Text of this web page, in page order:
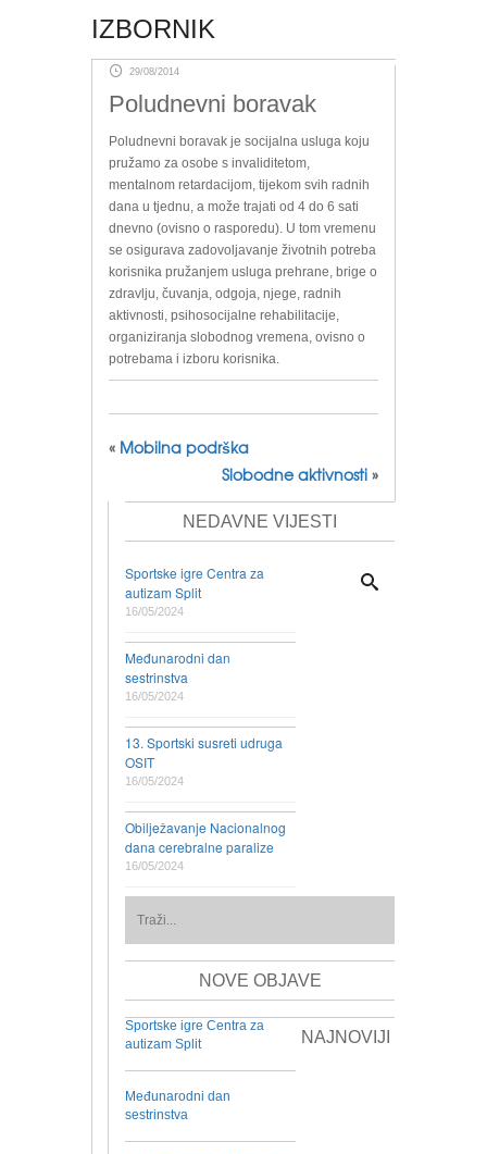
IZBORNIK
29/08/2014
Poludnevni boravak
Poludnevni boravak je socijalna usluga koju
pružamo za osobe s invaliditetom,
mentalnom retardacijom, tijekom svih radnih
dana u tjednu, a može trajati od 4 do 6 sati
dnevno (ovisno o rasporedu). U tom vremenu
se osigurava zadovoljavanje životnih potreba
korisnika pružanjem usluga prehrane, brige o
zdravlju, čuvanja, odgoja, njege, radnih
aktivnosti, psihosocijalne rehabilitacije,
organiziranja slobodnog vremena, ovisno o
potrebama i izboru korisnika.
« Mobilna podrška
Slobodne aktivnosti »
NEDAVNE VIJESTI
Sportske igre Centra za
autizam Split
16/05/2024
Međunarodni dan
sestrinstva
16/05/2024
13. Sportski susreti udruga
OSIT
16/05/2024
Obilježavanje Nacionalnog
dana cerebralne paralize
16/05/2024
NOVE OBJAVE
Sportske igre Centra za
autizam Split
Međunarodni dan
sestrinstva
NAJNOVIJI